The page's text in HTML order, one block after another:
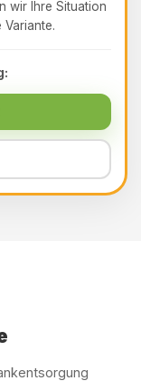
wir Ihre Situation